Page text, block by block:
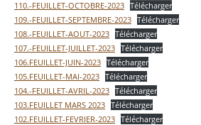
110.-FEUILLET-OCTOBRE-2023 Télécharger
109.-FEUILLET-SEPTEMBRE-2023 Télécharger
108.-FEUILLET-AOUT-2023 Télécharger
107.-FEUILLET-JUILLET-2023 Télécharger
106.FEUILLET-JUIN-2023 Télécharger
105.FEUILLET-MAI-2023 Télécharger
104.-FEUILLET-AVRIL-2023 Télécharger
103.FEUILLET MARS 2023 Télécharger
102.FEUILLET-FEVRIER-2023 Télécharger